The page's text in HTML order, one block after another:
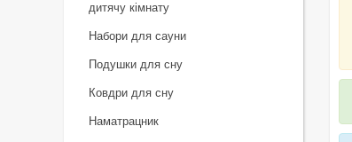
дитячу кімнату
Набори для сауни
Подушки для сну
Ковдри для сну
Наматрацник